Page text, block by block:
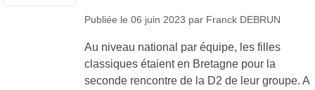
Publiée le 06 juin 2023 par Franck DEBRUN
Au niveau national par équipe, les filles
classiques étaient en Bretagne pour la
seconde rencontre de la D2 de leur groupe. A